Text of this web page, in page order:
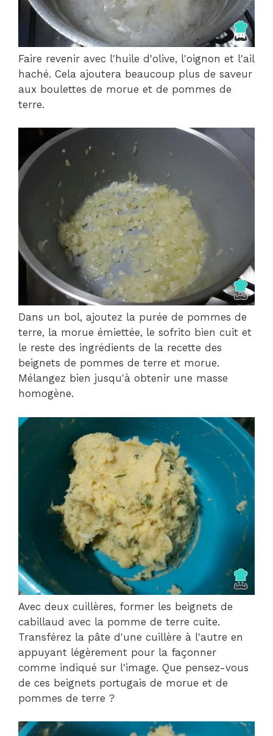
Faire revenir avec l'huile d'olive, l'oignon et l'ail
haché. Cela ajoutera beaucoup plus de saveur
aux boulettes de morue et de pommes de
terre.
Dans un bol, ajoutez la purée de pommes de
terre, la morue émiettée, le sofrito bien cuit et
le reste des ingrédients de la recette des
beignets de pommes de terre et morue.
Mélangez bien jusqu'à obtenir une masse
homogène.
Avec deux cuillères, former les beignets de
cabillaud avec la pomme de terre cuite.
Transférez la pâte d'une cuillère à l'autre en
appuyant légèrement pour la façonner
comme indiqué sur l'image. Que pensez-vous
de ces beignets portugais de morue et de
pommes de terre ?